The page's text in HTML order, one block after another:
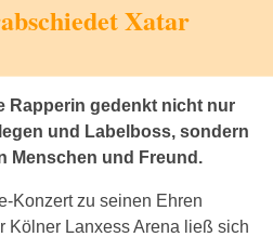
Xatar
Rapperin gedenkt nicht nur
und Labelboss, sondern
Menschen und Freund.
Konzert zu seinen Ehren
Kölner Lanxess Arena ließ sich